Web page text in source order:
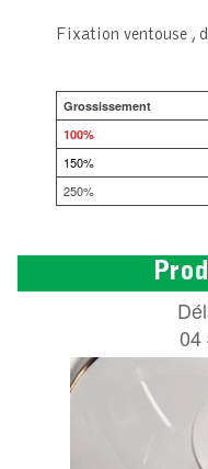
Fixation ventouse ,
Grossissement
100%
150%
250%
04